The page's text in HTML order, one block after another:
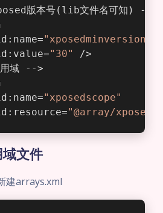
版本号(lib文件名可知) -->
"xposedminversion"
"30"
/>
域 -->
"xposedscope"
"@array/
文件
建arrays.xml